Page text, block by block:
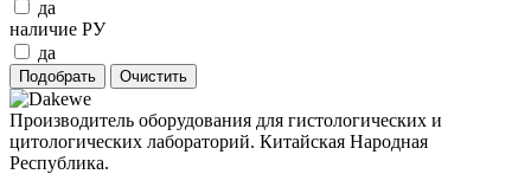
да
наличие РУ
да
Производитель оборудования для гистологических и
цитологических лабораторий. Китайская Народная
Республика.